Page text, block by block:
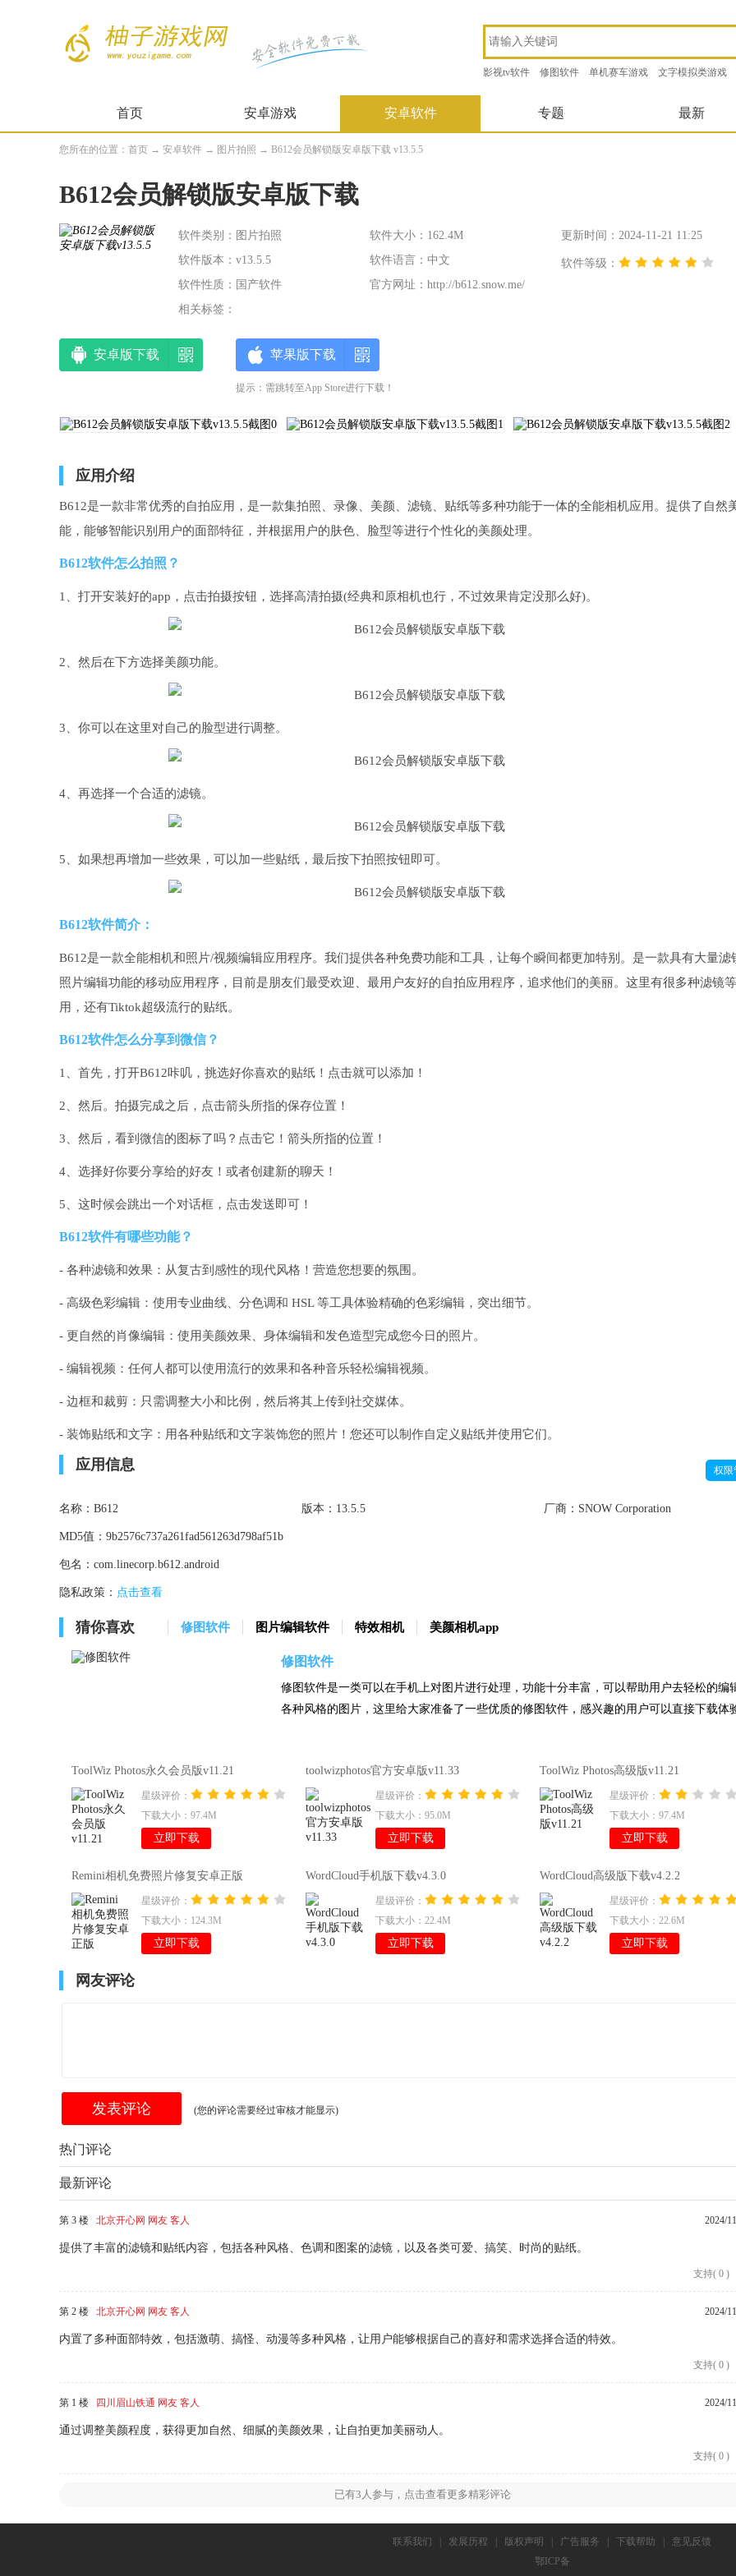
影视tv软件 修图软件 单机赛车游戏 文字模拟类游戏
首页 安卓游戏 安卓软件 专题 最新
您所在的位置： 首页 → 安卓软件 → 图片拍照 → B612会员解锁版安卓版下载 v13.5.5
B612会员解锁版安卓版下载
软件类别：图片拍照 软件大小：162.4M
更新时间：2024-11-21 11:25
软件版本：v13.5.5
软件语言：中文
软件等级：
软件性质：国产软件
官方网址： http://b612.snow.me/
相关标签：
安卓版下载 苹果版下载
提示：需跳转至App Store进行下载！
应用介绍
B612是一款非常优秀的自拍应用，是一款集拍照、录像、美颜、滤镜、贴纸等多种功能于一体的全能相机应用。提供了自然
能，能够智能识别用户的面部特征，并根据用户的肤色、脸型等进行个性化的美颜处理。
B612软件怎么拍照？
1、打开安装好的app，点击拍摄按钮，选择高清拍摄(经典和原相机也行，不过效果肯定没那么好)。
2、然后在下方选择美颜功能。
3、你可以在这里对自己的脸型进行调整。
4、再选择一个合适的滤镜。
5、如果想再增加一些效果，可以加一些贴纸，最后按下拍照按钮即可。
B612软件简介：
B612是一款全能相机和照片/视频编辑应用程序。我们提供各种免费功能和工具，让每个瞬间都更加特别。是一款具有大量滤
照片编辑功能的移动应用程序，目前是朋友们最受欢迎、最用户友好的自拍应用程序，追求他们的美丽。这里有很多种滤镜
用，还有Tiktok超级流行的贴纸。
B612软件怎么分享到微信？
1、首先，打开B612咔叽，挑选好你喜欢的贴纸！点击就可以添加！
2、然后。拍摄完成之后，点击箭头所指的保存位置！
3、然后，看到微信的图标了吗？点击它！箭头所指的位置！
4、选择好你要分享给的好友！或者创建新的聊天！
5、这时候会跳出一个对话框，点击发送即可！
B612软件有哪些功能？
- 各种滤镜和效果：从复古到感性的现代风格！营造您想要的氛围。
- 高级色彩编辑：使用专业曲线、分色调和 HSL 等工具体验精确的色彩编辑，突出细节。
- 更自然的肖像编辑：使用美颜效果、身体编辑和发色造型完成您今日的照片。
- 编辑视频：任何人都可以使用流行的效果和各种音乐轻松编辑视频。
- 边框和裁剪：只需调整大小和比例，然后将其上传到社交媒体。
- 装饰贴纸和文字：用各种贴纸和文字装饰您的照片！您还可以制作自定义贴纸并使用它们。
应用信息 权限
名称： B612 版本： 13.5.5 厂商： SNOW Corporation
MD5值： 9b2576c737a261fad561263d798af51b
包名： com.linecorp.b612.android
隐私政策： 点击查看
猜你喜欢 修图软件 图片编辑软件 特效相机 美颜相机app
修图软件
修图软件是一类可以在手机上对图片进行处理，功能十分丰富，可以帮助用户去轻松的编
各种风格的图片，这里给大家准备了一些优质的修图软件，感兴趣的用户可以直接下载体
ToolWiz Photos永久会员版v11.21
星级评价：
下载大小：97.4M
立即下载
toolwizphotos官方安卓版v11.33
星级评价：
下载大小：95.0M
立即下载
ToolWiz Photos高级版v11.21
星级评价：
下载大小：97.4M
立即下载
Remini相机免费照片修复安卓正版
v3.7.892.202497641
星级评价：
下载大小：124.3M
立即下载
WordCloud手机版下载v4.3.0
星级评价：
下载大小：22.4M
立即下载
WordCloud高级版下载v4.2.2
星级评价：
下载大小：22.6M
立即下载
网友评论
(您的评论需要经过审核才能显示)
热门评论
最新评论
第 3 楼 北京开心网 网友 客人 2024/
提供了丰富的滤镜和贴纸内容，包括各种风格、色调和图案的滤镜，以及各类可爱、搞笑、时尚的贴纸。
支持( 0 )
第 2 楼 北京开心网 网友 客人 2024/
内置了多种面部特效，包括激萌、搞怪、动漫等多种风格，让用户能够根据自己的喜好和需求选择合适的特效。
支持( 0 )
第 1 楼 四川眉山铁通 网友 客人 2024/
通过调整美颜程度，获得更加自然、细腻的美颜效果，让自拍更加美丽动人。
支持( 0 )
已有3 人参与，点击查看更多精彩评论
联系我们 发展历程 版权声明 广告服务 下载帮助
意见反馈
鄂ICP备